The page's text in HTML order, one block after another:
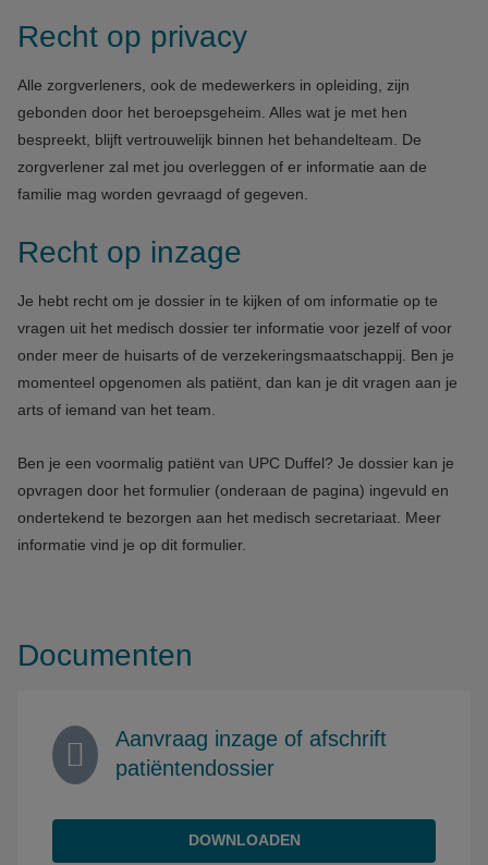
Recht op privacy
Alle zorgverleners, ook de medewerkers in opleiding, zijn
gebonden door het beroepsgeheim. Alles wat je met hen
bespreekt, blijft vertrouwelijk binnen het behandelteam. De
zorgverlener zal met jou overleggen of er informatie aan de
familie mag worden gevraagd of gegeven.
Recht op inzage
Je hebt recht om je dossier in te kijken of om informatie op te
vragen uit het medisch dossier ter informatie voor jezelf of voor
onder meer de huisarts of de verzekeringsmaatschappij. Ben je
momenteel opgenomen als patiënt, dan kan je dit vragen aan je
arts of iemand van het team.
Ben je een voormalig patiënt van UPC Duffel? Je dossier kan je
opvragen door het formulier (onderaan de pagina) ingevuld en
ondertekend te bezorgen aan het medisch secretariaat. Meer
informatie vind je op dit formulier.
Documenten
Aanvraag inzage of afschrift
patiëntendossier
DOWNLOADEN